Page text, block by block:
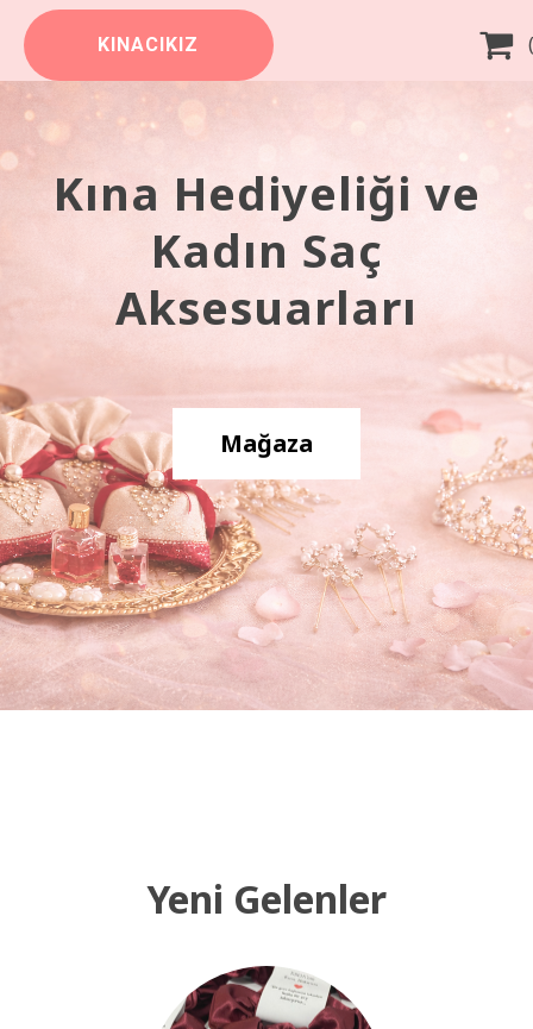
KINACIKIZ 
Kına Hediyeliği ve
Kadın Saç
Aksesuarları
Mağaza
Yeni Gelenler